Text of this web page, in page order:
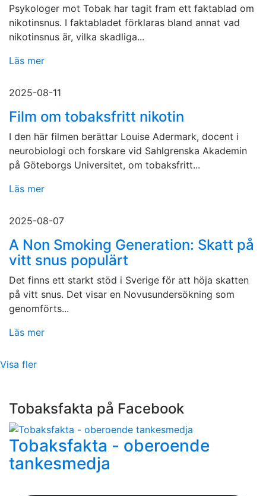
Psykologer mot Tobak har tagit fram ett faktablad om
nikotinsnus. I faktabladet förklaras bland annat vad
nikotinsnus är, vilka skadliga...
Läs mer
2025-08-11
Film om tobaksfritt nikotin
I den här filmen berättar Louise Adermark, docent i
neurobiologi och forskare vid Sahlgrenska Akademin
på Göteborgs Universitet, om tobaksfritt...
Läs mer
2025-08-07
A Non Smoking Generation: Skatt på
vitt snus populärt
Det finns ett starkt stöd i Sverige för att höja skatten
på vitt snus. Det visar en Novusundersökning som
genomförts...
Läs mer
Visa fler
Tobaksfakta på Facebook
Tobaksfakta - oberoende
tankesmedja